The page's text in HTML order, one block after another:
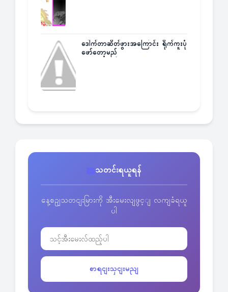
ဒေါက်တာဆိတ်ဖွားအကြောင်း ရိုက်ကူးပုံ
ဖော်တော့မည်
သတင်းရယူရန်
နေ့စဥျသတငျးမြားကို အီးမေးလျဖွင့ျ လကျခံရယူ
ပါ
စာရငျးသှငျးမညျ